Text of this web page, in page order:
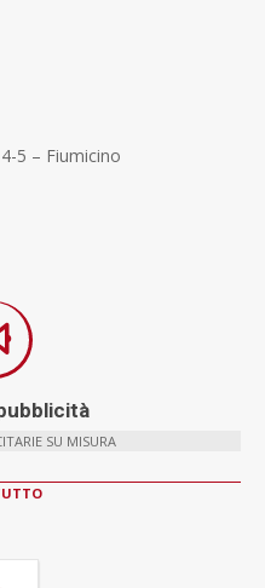
5 – Fiumicino
SU MISURA